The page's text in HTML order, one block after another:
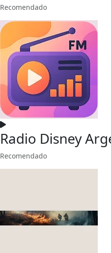
Recomendado
Radio Disney
Recomendado